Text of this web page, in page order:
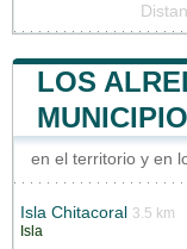
LOS
en el territorio y en
Isla Chitacoral 3.5 km
Isla